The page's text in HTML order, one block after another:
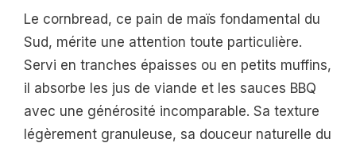
Le cornbread, ce pain de maïs fondamental du
Sud, mérite une attention toute particulière.
Servi en tranches épaisses ou en petits muffins,
il absorbe les jus de viande et les sauces BBQ
avec une générosité incomparable. Sa texture
légèrement granuleuse, sa douceur naturelle du